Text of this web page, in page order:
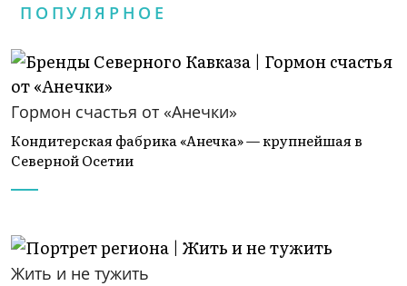
ПОПУЛЯРНОЕ
Гормон счастья от «Анечки»
Кондитерская фабрика «Анечка» — крупнейшая в
Северной Осетии
Жить и не тужить